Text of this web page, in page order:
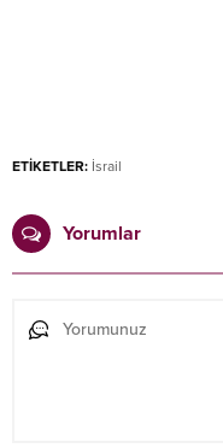
ETİKETLER: İsrail
Yorumlar